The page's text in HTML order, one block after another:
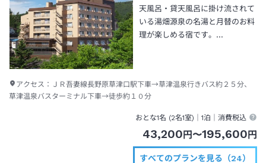
天風呂・貸天風呂に掛け流されて
いる湯畑源泉の名湯と月替のお料
理が楽しめる宿です。…
アクセス： ＪＲ吾妻線長野原草津口駅下車→草津温泉行きバス約２５分、
草津温泉バスターミナル下車→徒歩約１０分
おとな1名 (2名1室)｜1泊 ｜消費税込
43,200 円 〜195,600 円
すべてのプランを見る（24）